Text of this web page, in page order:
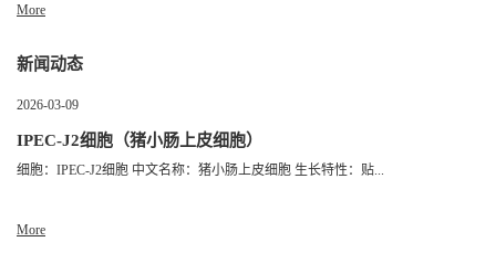
More
新闻动态
2026-03-09
IPEC-J2细胞（猪小肠上皮细胞）
细胞：IPEC-J2细胞 中文名称：猪小肠上皮细胞 生长特性：贴...
More